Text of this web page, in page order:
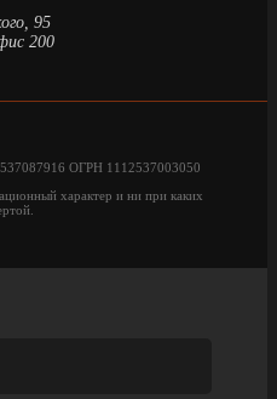
95
200
ОГРН 1112537003050
характер и ни при каких